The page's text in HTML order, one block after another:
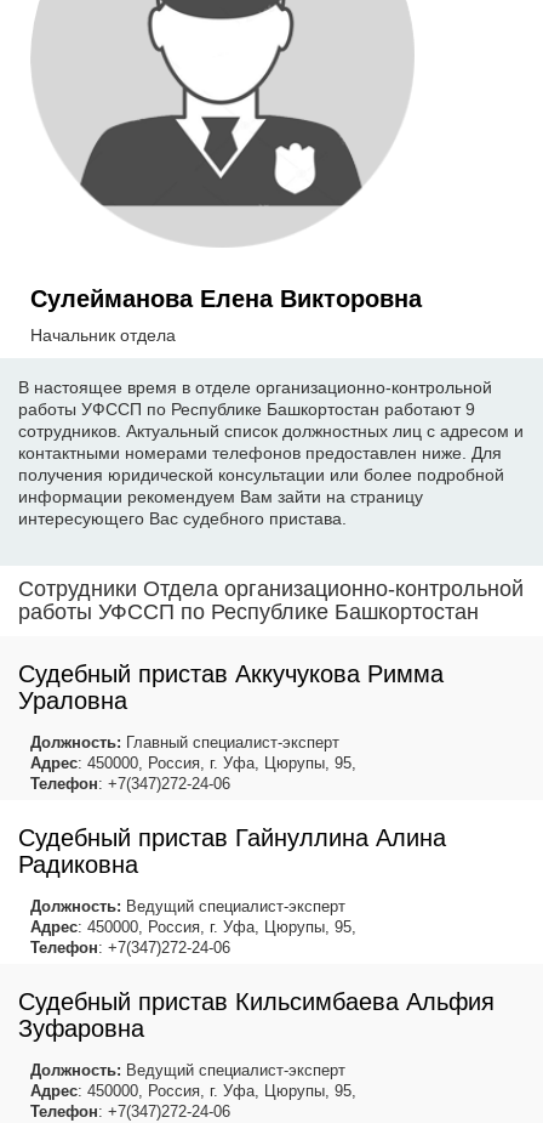
Сулейманова Елена Викторовна
Начальник отдела
В настоящее время в отделе организационно-контрольной
работы УФССП по Республике Башкортостан работают 9
сотрудников. Актуальный список должностных лиц с адресом и
контактными номерами телефонов предоставлен ниже. Для
получения юридической консультации или более подробной
информации рекомендуем Вам зайти на страницу
интересующего Вас судебного пристава.
Сотрудники Отдела организационно-контрольной
работы УФССП по Республике Башкортостан
Судебный пристав Аккучукова Римма
Ураловна
Должность: Главный специалист-эксперт
Адрес: 450000, Россия, г. Уфа, Цюрупы, 95,
Телефон: +7(347)272-24-06
Судебный пристав Гайнуллина Алина
Радиковна
Должность: Ведущий специалист-эксперт
Адрес: 450000, Россия, г. Уфа, Цюрупы, 95,
Телефон: +7(347)272-24-06
Судебный пристав Кильсимбаева Альфия
Зуфаровна
Должность: Ведущий специалист-эксперт
Адрес: 450000, Россия, г. Уфа, Цюрупы, 95,
Телефон: +7(347)272-24-06